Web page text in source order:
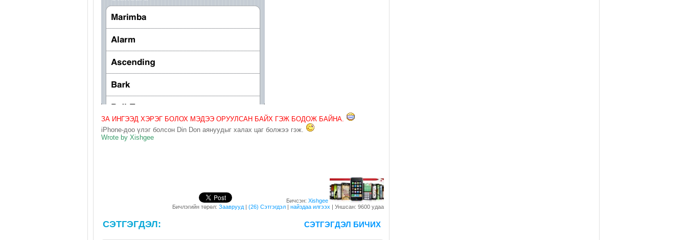
ЗА ИНГЭЭД ХЭРЭГ БОЛОХ МЭДЭЭ ОРУУЛСАН БАЙХ ГЭЖ БОДОЖ БАЙНА.
iPhone-доо үлэг болсон Din Don аянуудыг халах цаг болжээ гэж.
Wrote by Xishgee
Бичсэн:Xishgee
Бичлэгийн төрөл: Зааврууд | (26) Сэтгэгдэл | найздаа илгээх | Уншсан: 9600 удаа
СЭТГЭГДЭЛ БИЧИХ
СЭТГЭГДЭЛ: